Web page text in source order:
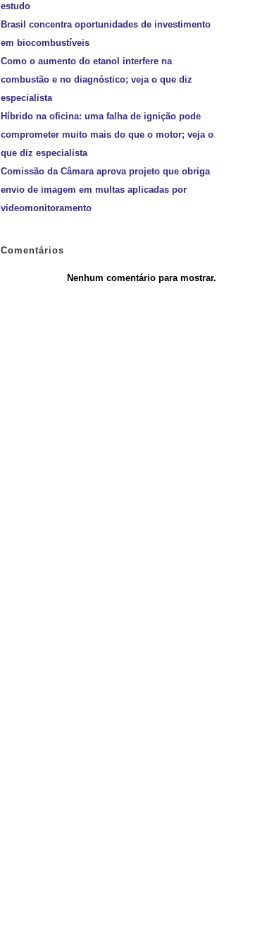
estudo
Brasil concentra oportunidades de investimento
em biocombustíveis
Como o aumento do etanol interfere na
combustão e no diagnóstico; veja o que diz
especialista
Híbrido na oficina: uma falha de ignição pode
comprometer muito mais do que o motor; veja o
que diz especialista
Comissão da Câmara aprova projeto que obriga
envio de imagem em multas aplicadas por
videomonitoramento
Comentários
Nenhum comentário para mostrar.